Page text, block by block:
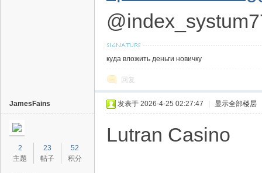
куда вложить деньги новичку
回复
JamesFains
2
主题
23
帖子
52
积分
发表于 2026-4-25 02:27:47 显示全部楼层
Lutran Casino